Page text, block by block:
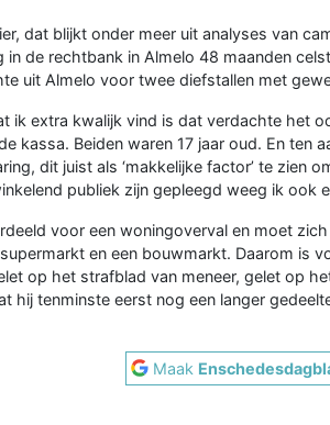
dat blijkt onder meer uit analyses van
de rechtbank in Almelo 48 maanden
uit Almelo voor twee diefstallen met
ik extra kwalijk vind is dat verdachte het
kassa. Beiden waren 17 jaar oud. En ten
dit juist als ‘makkelijke factor’ te zien
publiek zijn gepleegd weeg ik ook
voor een woningoverval en moet
en een bouwmarkt. Daarom is
op het strafblad van meneer, gelet op
hij tenminste eerst nog een langer
Maak